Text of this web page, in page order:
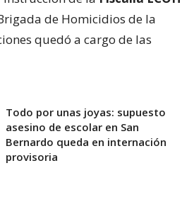
de Homicidios de la
quedó a cargo de las
Todo por unas joyas: supuesto
asesino de escolar en San
Bernardo queda en internación
provisoria